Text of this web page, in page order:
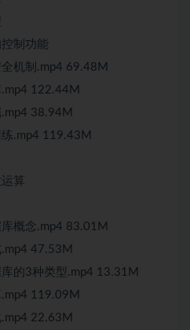
制功能
机制.mp4 69.48M
122.44M
38.94M
.mp4 119.43M
算
概念.mp4 83.01M
47.53M
的3种类型.mp4 13.31M
119.09M
22.63M